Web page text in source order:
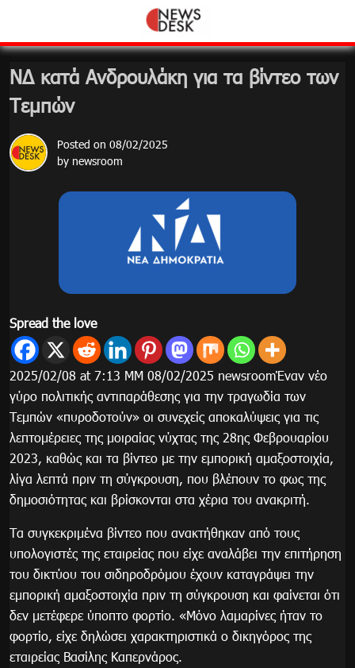
content
ΝΔ κατά Ανδρουλάκη για τα βίντεο των
Τεμπών
Posted on 08/02/2025
by newsroom
Spread the love
2025/02/08 at 7:13 ΜΜ 08/02/2025 newsroomΈναν νέο
γύρο πολιτικής αντιπαράθεσης για την τραγωδία των
Τεμπών «πυροδοτούν» οι συνεχείς αποκαλύψεις για τις
λεπτομέρειες της μοιραίας νύχτας της 28ης Φεβρουαρίου
2023, καθώς και τα βίντεο με την εμπορική αμαξοστοιχία,
λίγα λεπτά πριν τη σύγκρουση, που βλέπουν το φως της
δημοσιότητας και βρίσκονται στα χέρια του ανακριτή.
Τα συγκεκριμένα βίντεο που ανακτήθηκαν από τους
υπολογιστές της εταιρείας που είχε αναλάβει την επιτήρηση
του δικτύου του σιδηροδρόμου έχουν καταγράψει την
εμπορική αμαξοστοιχία πριν τη σύγκρουση και φαίνεται ότι
δεν μετέφερε ύποπτο φορτίο. «Μόνο λαμαρίνες ήταν το
φορτίο, είχε δηλώσει χαρακτηριστικά ο δικηγόρος της
εταιρείας Βασίλης Καπερνάρος.